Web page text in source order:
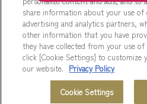
© Sotetsu Hotel
会員プログラム
share information about your use
advertising and analytics partners,
other information that you have
they have collected from your use of
click [Cookie Settings] to customize
our website. Privacy Policy
Cookie Settings